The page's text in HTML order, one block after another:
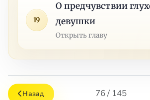
19
О предчувствии
девушки
Открыть главу
Назад 76 / 145